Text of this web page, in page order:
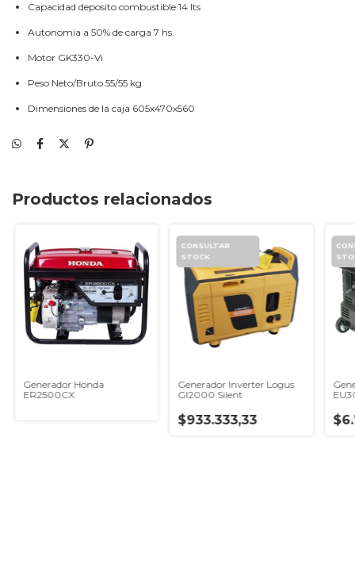
Capacidad deposito combustible 14 lts
Autonomia a 50% de carga 7 hs.
Motor GK330-Vi
Peso Neto/Bruto 55/55 kg
Dimensiones de la caja 605x470x560
Productos relacionados
Generador Honda
ER2500CX
Generador Inverter Logus
GI2000 Silent
$933.333,33